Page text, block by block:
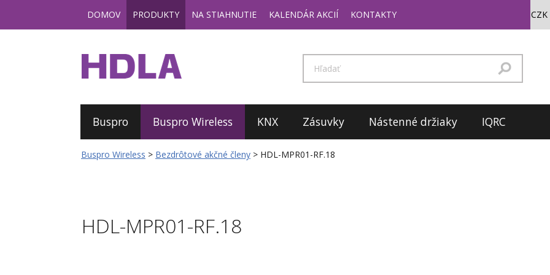
DOMOV PRODUKTY NA STIAHNUTIE KALENDÁR AKCIÍ KONTAKTY
Buspro Buspro Wireless KNX Zásuvky Nástenné držiaky IQRC
Buspro Wireless > Bezdrôtové akčné členy > HDL-MPR01-RF.18
HDL-MPR01-RF.18